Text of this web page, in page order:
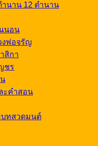
นาน 12 ตำนาน
นอน
งพ่อจรัญ
สิกา
ชร
ะคำสอน
ทสวดมนต์